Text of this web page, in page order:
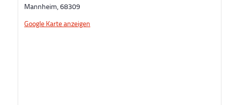
Mannheim,68309
Google Karte anzeigen